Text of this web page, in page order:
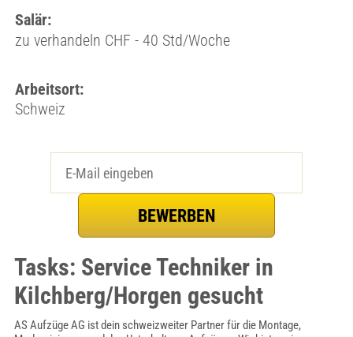
Salär:
zu verhandeln CHF - 40 Std/Woche
Arbeitsort:
Schweiz
Tasks: Service Techniker in
Kilchberg/Horgen gesucht
AS Aufzüge AG ist dein schweizweiter Partner für die Montage,